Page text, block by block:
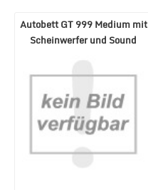
Autobett GT 999 Medium mit
Scheinwerfer und Sound